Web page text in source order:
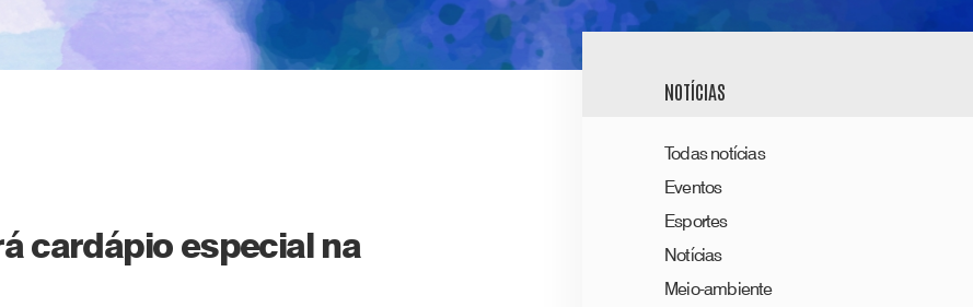
cardápio especial na
NOTÍCIAS
Todas notícias
Eventos
Esportes
Notícias
Meio-ambiente